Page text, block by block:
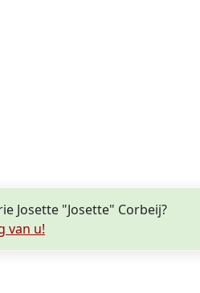
Josette "Josette" Corbeij?
van u!